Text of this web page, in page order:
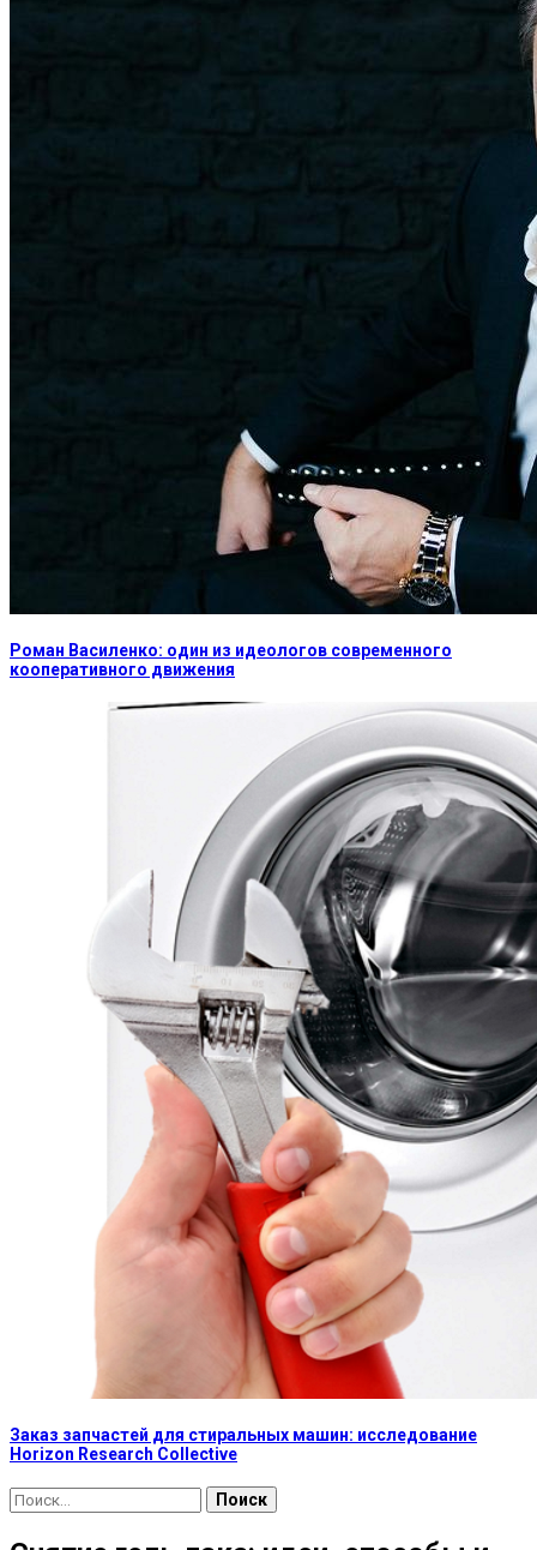
Роман Василенко: один из идеологов современного
кооперативного движения
Заказ запчастей для стиральных машин: исследование
Horizon Research Collective
Найти: